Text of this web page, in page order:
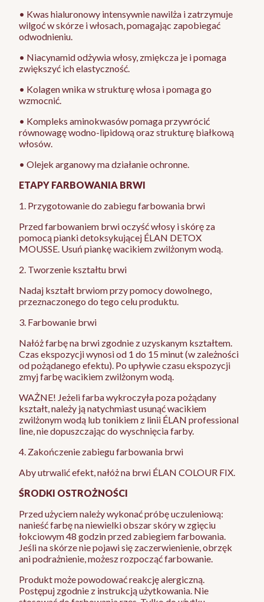
• Kwas hialuronowy intensywnie nawilża i zatrzymuje
wilgoć w skórze i włosach, pomagając zapobiegać
odwodnieniu.
• Niacynamid odżywia włosy, zmiękcza je i pomaga
zwiększyć ich elastyczność.
• Kolagen wnika w strukturę włosa i pomaga go
wzmocnić.
• Kompleks aminokwasów pomaga przywrócić
równowagę wodno-lipidową oraz strukturę białkową
włosów.
• Olejek arganowy ma działanie ochronne.
ETAPY FARBOWANIA BRWI
1. Przygotowanie do zabiegu farbowania brwi
Przed farbowaniem brwi oczyść włosy i skórę za
pomocą pianki detoksykującej ÉLAN DETOX
MOUSSE. Usuń piankę wacikiem zwilżonym wodą.
2. Tworzenie kształtu brwi
Nadaj kształt brwiom przy pomocy dowolnego,
przeznaczonego do tego celu produktu.
3. Farbowanie brwi
Nałóż farbę na brwi zgodnie z uzyskanym kształtem.
Czas ekspozycji wynosi od 1 do 15 minut (w zależności
od pożądanego efektu). Po upływie czasu ekspozycji
zmyj farbę wacikiem zwilżonym wodą.
WAŻNE! Jeżeli farba wykroczyła poza pożądany
kształt, należy ją natychmiast usunąć wacikiem
zwilżonym wodą lub tonikiem z linii ÉLAN professional
line, nie dopuszczając do wyschnięcia farby.
4. Zakończenie zabiegu farbowania brwi
Aby utrwalić efekt, nałóż na brwi ÉLAN COLOUR FIX.
ŚRODKI OSTROŻNOŚCI
Przed użyciem należy wykonać próbę uczuleniową:
nanieść farbę na niewielki obszar skóry w zgięciu
łokciowym 48 godzin przed zabiegiem farbowania.
Jeśli na skórze nie pojawi się zaczerwienienie, obrzęk
ani podrażnienie, możesz rozpocząć farbowanie.
Produkt może powodować reakcję alergiczną.
Postępuj zgodnie z instrukcją użytkowania. Nie